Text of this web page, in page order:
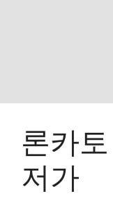
론카
저가